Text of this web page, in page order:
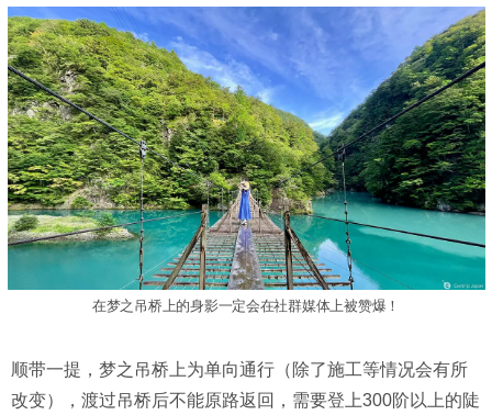
在梦之吊桥上的身影一定会在社群媒体上被赞爆！
顺带一提，梦之吊桥上为单向通行（除了施工等情况会有所
改变），渡过吊桥后不能原路返回，需要登上300阶以上的陡